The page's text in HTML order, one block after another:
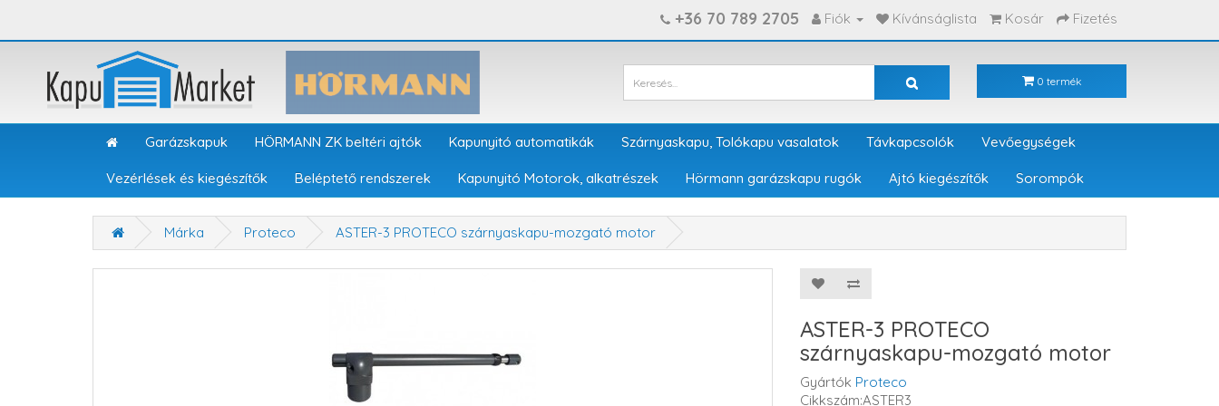
+36 70 789 2705 Fiók Kívánságlista Kosár Fizetés
0 termék
Garázskapuk HÖRMANN ZK beltéri ajtók Kapunyitó automatikák Szárnyaskapu, Tolókapu vasalatok Távkapcsolók Vevőegységek
Vezérlések és kiegészítők Beléptető rendszerek Kapunyitó Motorok, alkatrészek Hörmann garázskapu rugók Ajtó kiegészítők Sorompók
Márka Proteco ASTER-3 PROTECO szárnyaskapu-mozgató motor
ASTER-3 PROTECO
szárnyaskapu-mozgató motor
Gyártók Proteco
Cikkszám:ASTER3